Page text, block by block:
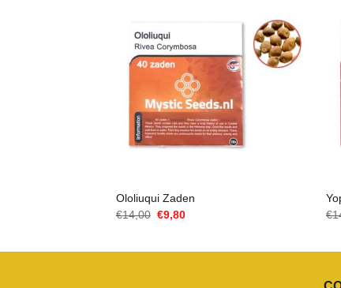
Ololiuqui Zaden
€14,00 Oorspronkelijke
€9,80Huidige
€